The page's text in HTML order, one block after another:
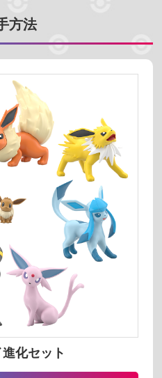
ポケモンセンター
マーケット
名前 昇順
方法
化セット